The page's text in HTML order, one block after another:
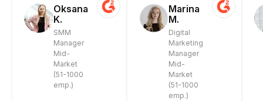
Oksana
K.
SMM
Manager
Mid-
Market
(51-1000
emp.)
Marina
M.
Digital
Marketing
Manager
Mid-
Market
(51-1000
emp.)